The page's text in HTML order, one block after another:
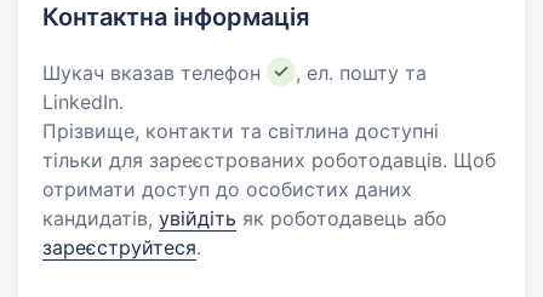
Контактна інформація
Шукач вказав телефон
, ел. пошту та
LinkedIn.
Прізвище, контакти та світлина доступні
тільки для зареєстрованих роботодавців. Щоб
отримати доступ до особистих даних
кандидатів, увійдіть як роботодавець або
зареєструйтеся.